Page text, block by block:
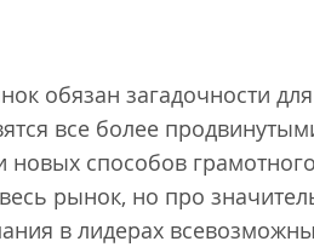
обязан загадочности
все более
новых способов
рынок, но про
в лидерах